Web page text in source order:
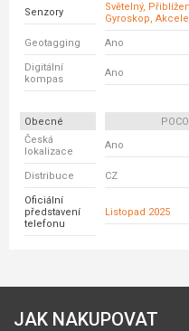
Senzory
Světelný,
Gyroskop,
Geotagging Ano
Digitální
kompas
Ano
Obecné
Česká
lokalizace
Ano
Distribuce CZ
Oficiální
představení
telefonu
Listopad 2025
JAK NAKUPOVAT